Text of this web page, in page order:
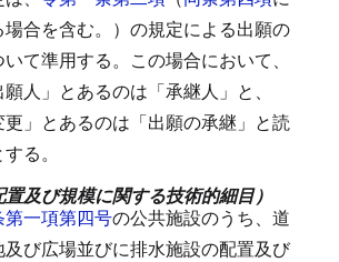
合を含む。）の規定による出願の
て準用する。 この場合において、
人」とあるのは「承継人」と、
更」とあるのは「出願の承継」と読
る。
置及び規模に関する技術的細目）
一項第四号の公共施設のうち、道
び広場並びに排水施設の配置及び